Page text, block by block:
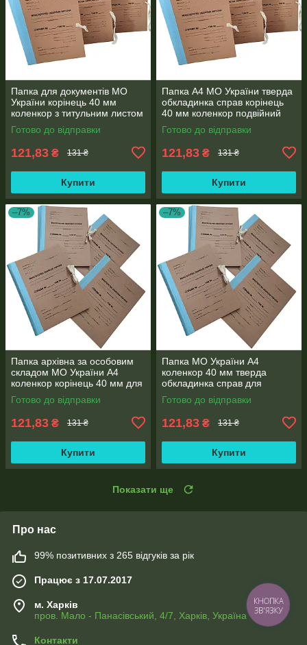
Папка для документів МО
України корінець 40 мм
коленкор з титульним листом
та зав'язками, клапан
Готово до відправки
121,83 ₴ 131 ₴
Купити
Папка А4 МО України тверда
обкладинка справ корінець
40 мм коленкор подвійний
клапан
Готово до відправки
121,83 ₴ 131 ₴
Купити
–7%
Папка архівна за особовим
складом МО України А4
коленкор корінець 40 мм для
документів, клапан
Готово до відправки
121,83 ₴ 131 ₴
Купити
–7%
Папка МО України А4
коленкор 40 мм тверда
обкладинка справ для
тривалого зберігання
документів
Готово до відправки
121,83 ₴ 131 ₴
Купити
Показати ще
Про нас
99% позитивних з 265 відгуків за рік
Працює з 17.07.2017
м. Харків
пров. Мало - Панасівський, 4/7, Харків, Україна
Контакти
КНОПКА
ЗВ'ЯЗКУ